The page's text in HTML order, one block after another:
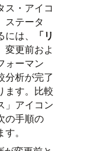
ス・アイコ
ステータ
は、
「リ
変更前およ
ォーマン
分析が完了
ます。比較
」アイコン
の手順の
。